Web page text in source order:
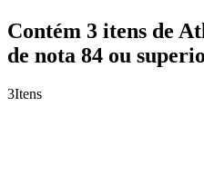
Contém 3 itens de
de nota 84 ou
3Itens